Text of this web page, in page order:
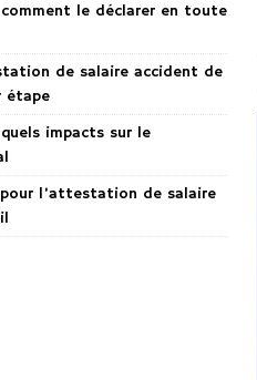
le déclarer en toute
de salaire accident de
étape
impacts sur le
l’attestation de salaire